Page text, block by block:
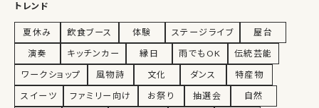
トレンド
夏休み 飲食ブース 体験 ステージライブ
屋台
演奏
キッチンカー 縁日 雨でもOK
伝統芸能
ワークショップ
風物詩 文化 ダンス
特産物
スイーツ
ファミリー向け お祭り 抽選会 自然